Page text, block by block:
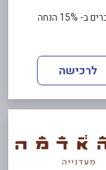
ב- 15% הנחה
לרכישה